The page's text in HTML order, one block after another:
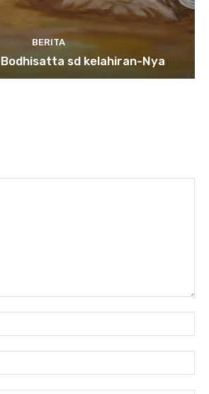
BERITA
Bodhisatta sd kelahiran-Nya